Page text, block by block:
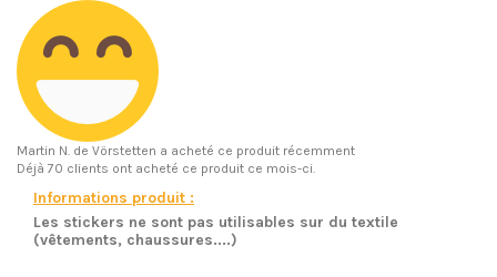
Martin N. de Vörstetten a acheté ce produit récemment
Déjà 70 clients ont acheté ce produit ce mois-ci.
Informations produit :
Les stickers ne sont pas utilisables sur du textile
(vêtements, chaussures....)